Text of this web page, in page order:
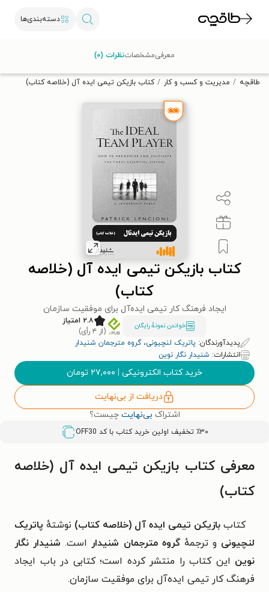
دسته‌بندی‌ها
تخفیف از طاقچه دریافت کن.
طاقچه مدیریت و کسب و کار کتاب بازیکن تیمی ایده آل (خلاصه کتاب)
کتاب بازیکن تیمی ایده آل (خلاصه
کتاب)
ایجاد فرهنگ کار تیمی ایده‌آل برای موفقیت سازمان
خواندن نمونۀ رایگان
۲.۸ امتیاز
(از ۴ رأی)
پدیدآورندگان: پاتریک لنچیونی،گروه مترجمان شنیدار
انتشارات: شنیدار نگار نوین
خرید کتاب الکترونیکی | ۲۷,۰۰۰ تومان
دریافت از بی‌نهایت
اشتراک بی‌نهایت چیست؟
٪۳۰ تخفیف اولین خرید کتاب با کد OFF30
معرفیمشخصاتنظرات (۰)
معرفی کتاب بازیکن تیمی ایده آل (خلاصه
کتاب)
کتاب بازیکن تیمی ایده آل (خلاصه کتاب) نوشتهٔ پاتریک
لنچیونی و ترجمهٔگروه مترجمان شنیدار است. شنیدار نگار
نوین این کتاب را منتشر کرده است؛ کتابی در باب ایجاد
فرهنگ کار تیمی ایده‌آل برای موفقیت سازمان.